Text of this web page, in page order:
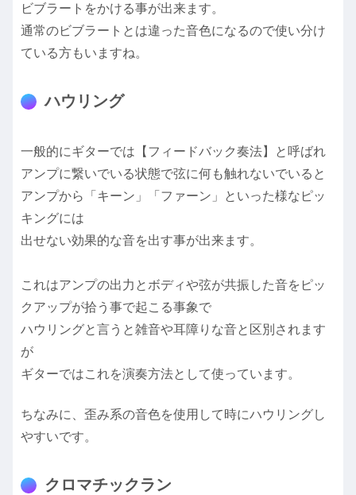
ビブラートをかける事が出来ます。
通常のビブラートとは違った音色になるので使い分け
ている方もいますね。
ハウリング
一般的にギターでは【フィードバック奏法】と呼ばれ
アンプに繋いでいる状態で弦に何も触れないでいると
アンプから「キーン」「ファーン」といった様なピッ
キングには
出せない効果的な音を出す事が出来ます。
これはアンプの出力とボディや弦が共振した音をピッ
クアップが拾う事で起こる事象で
ハウリングと言うと雑音や耳障りな音と区別されます
が
ギターではこれを演奏方法として使っています。
ちなみに、歪み系の音色を使用して時にハウリングし
やすいです。
クロマチックラン